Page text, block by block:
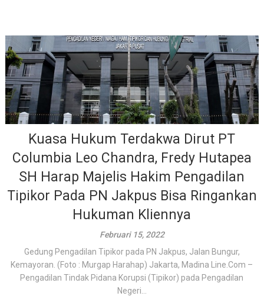
Kuasa Hukum Terdakwa Dirut PT
Columbia Leo Chandra, Fredy Hutapea
SH Harap Majelis Hakim Pengadilan
Tipikor Pada PN Jakpus Bisa Ringankan
Hukuman Kliennya
Februari 15, 2022
Gedung Pengadilan Tipikor pada PN Jakpus, Jalan Bungur,
Kemayoran. (Foto : Murgap Harahap) Jakarta, Madina Line.Com –
Pengadilan Tindak Pidana Korupsi (Tipikor) pada Pengadilan
Negeri...